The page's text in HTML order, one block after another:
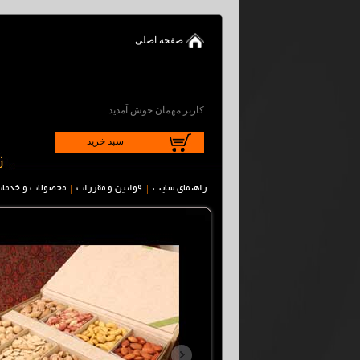
صفحه اصلی
کاربر مهمان خوش آمدید
سبد خرید
راهنمای سایت | قوانین و مقررات | محصولات و